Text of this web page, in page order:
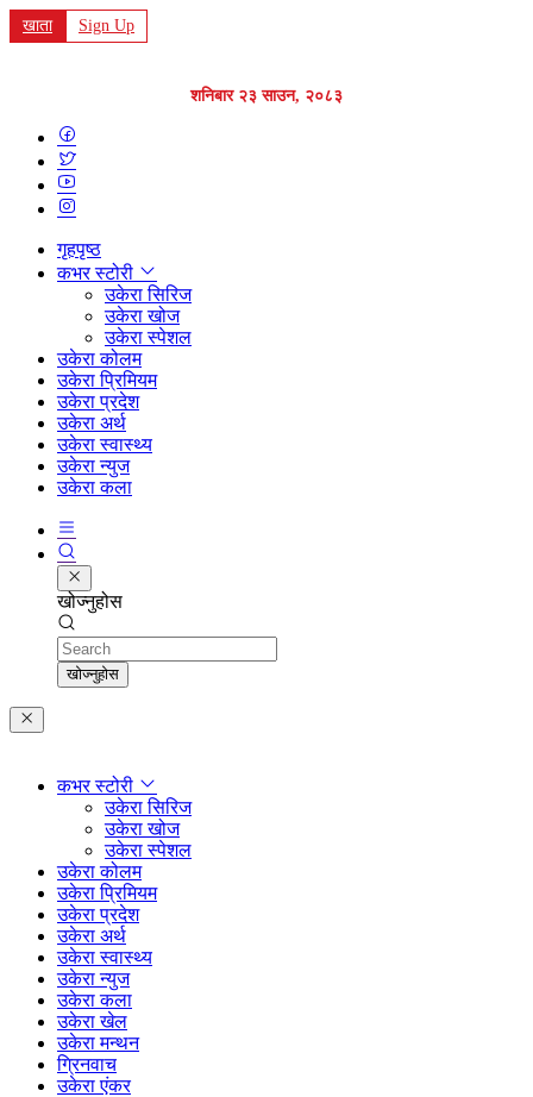
खाता Sign Up
शनिबार २३ साउन, २०८३
गृहपृष्ठ
कभर स्टोरी
उकेरा सिरिज
उकेरा खोज
उकेरा स्पेशल
उकेरा कोलम
उकेरा प्रिमियम
उकेरा प्रदेश
उकेरा अर्थ
उकेरा स्वास्थ्य
उकेरा न्युज
उकेरा कला
खोज्नुहोस
Search
खोज्नुहोस
कभर स्टोरी
उकेरा सिरिज
उकेरा खोज
उकेरा स्पेशल
उकेरा कोलम
उकेरा प्रिमियम
उकेरा प्रदेश
उकेरा अर्थ
उकेरा स्वास्थ्य
उकेरा न्युज
उकेरा कला
उकेरा खेल
उकेरा मन्थन
ग्रिनवाच
उकेरा एंकर